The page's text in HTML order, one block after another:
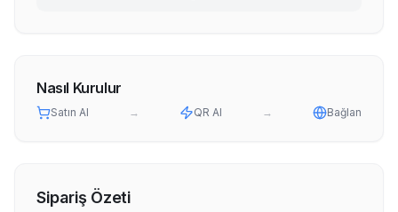
Nasıl Kurulur
Satın Al → QR Al → Bağlan
Sipariş Özeti